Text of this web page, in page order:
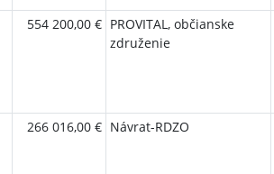
554 200,00 € PROVITAL, občianske
združenie
266 016,00 € Návrat-RDZO